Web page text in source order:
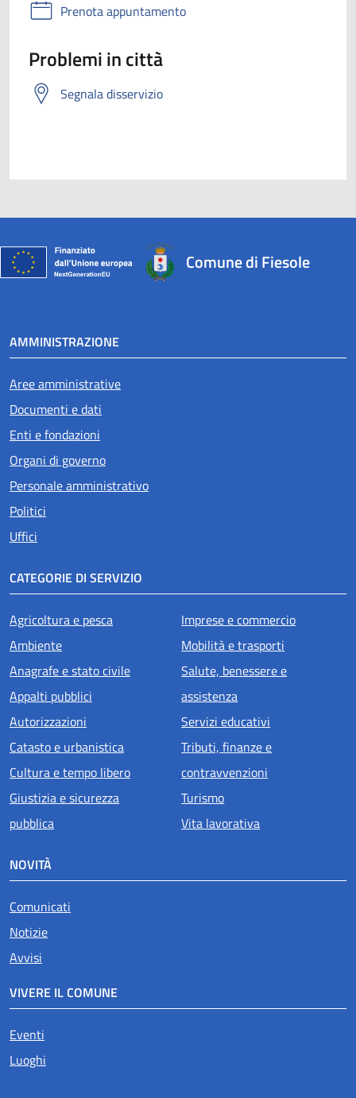
Prenota appuntamento
Problemi in città
Segnala disservizio
Comune di Fiesole
AMMINISTRAZIONE
Aree amministrative
Documenti e dati
Enti e fondazioni
Organi di governo
Personale amministrativo
Politici
Uffici
CATEGORIE DI SERVIZIO
Agricoltura e pesca
Ambiente
Anagrafe e stato civile
Appalti pubblici
Autorizzazioni
Catasto e urbanistica
Cultura e tempo libero
Giustizia e sicurezza
pubblica
Imprese e commercio
Mobilità e trasporti
Salute, benessere e
assistenza
Servizi educativi
Tributi, finanze e
contravvenzioni
Turismo
Vita lavorativa
NOVITÀ
Comunicati
Notizie
Avvisi
VIVERE IL COMUNE
Eventi
Luoghi